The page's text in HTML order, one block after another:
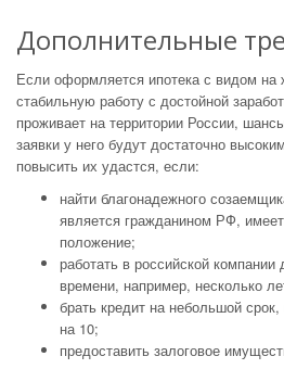
Дополнительные
Если оформляется ипотека с видом на
стабильную работу с достойной
проживает на территории России,
заявки у него будут достаточно
повысить их удастся, если:
найти благонадежного
является гражданином РФ,
положение;
работать в российской
времени, например, несколько
брать кредит на небольшой
на 10;
предоставить залоговое